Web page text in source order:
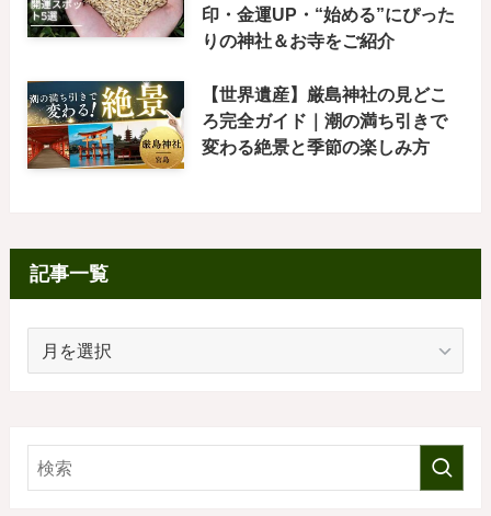
印・金運UP・“始める”にぴった
りの神社＆お寺をご紹介
【世界遺産】厳島神社の見どこ
ろ完全ガイド｜潮の満ち引きで
変わる絶景と季節の楽しみ方
記事一覧